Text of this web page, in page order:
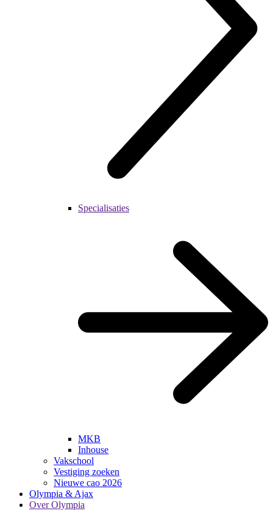
Specialisaties
MKB
Inhouse
Vakschool
Vestiging zoeken
Nieuwe cao 2026
Olympia & Ajax
Over Olympia